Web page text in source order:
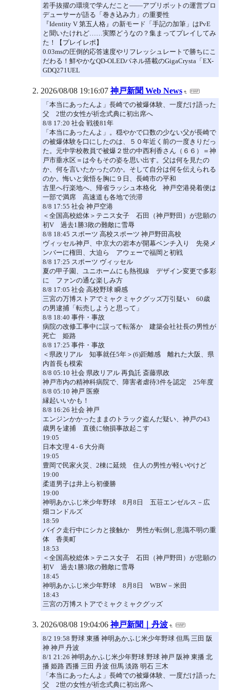
若手抜擢の環境で学んだこと――アプリボットの運営プロ
デューサーが語る「巻き込み力」の重要性
『Identity V 第五人格』の新モード「手記の加筆」はPvE
と聞いたけれど……実際どうなの？集まってプレイしてみ
た！【プレイレポ】
0.03msの圧倒的応答速度やリフレッシュレートで勝ちにこ
だわる！鮮やかなQD-OLEDパネル搭載のGigaCrysta「EX-
GDQ271UEL
2026/08/08 19:16:07 神戸新聞 Web News
「本当にあったんよ」長崎での被爆体験、一度だけ語った
父 2世の女性が祈念式典に初出席へ
8/8 17:20 社会 戦後81年
「本当にあったんよ」。穏やかで口数の少ない父が長崎で
の被爆体験を口にしたのは、５０年近く前の一度きりだっ
た。元中学校教員で被爆２世の中西利香さん（６６）＝神
戸市垂水区＝は今もその姿を思い出す。父は何を見たの
か、何を言いたかったのか。そして自分は何を伝えられる
のか。悔いと覚悟を胸に９日、長崎市の平和
古里へ行楽地へ、帰省ラッシュ本格化 神戸空港発着便は
一部で満席 高速道も各地で渋滞
8/8 17:55 社会 神戸空港
＜全国高校総体＞テニス女子 石田（神戸野田）が悲願の
初V 過去1勝3敗の難敵に雪辱
8/8 18:45 スポーツ 高校スポーツ 神戸野田高校
ヴィッセル神戸、中京大の岩本が開幕ベンチ入り 先発メ
ンバーに権田、大迫ら アウェーで福岡と初戦
8/8 17:25 スポーツ ヴィッセル
夏の甲子園、ユニホームにも熱視線 デザイン変更で多彩
に ファンの通な楽しみ方
8/8 17:05 社会 高校野球 瞬感
三宮の万博ストアでミャクミャクグッズ万引疑い 60歳
の男逮捕「転売しようと思って」
8/8 18:40 事件・事故
病院の改修工事中に誤って転落か 建築会社社長の男性が
死亡 姫路
8/8 17:25 事件・事故
＜県政リアル 知事就任5年＞(6)距離感 離れた大阪、県
内首長も模索
8/8 05:10 社会 県政リアル 再負託 斎藤県政
神戸市内の精神科病院で、障害者虐待3件を認定 25年度
8/8 05:10 神戸 医療
縁起いいかも！
8/8 16:26 社会 神戸
エンジンかかったままのトラック盗んだ疑い、神戸の43
歳男を逮捕 直後に物損事故起こす
19:05
日本文理４-６大分商
19:05
豊岡で民家火災、2棟に延焼 住人の男性が軽いやけど
19:00
柔道男子は井上ら初優勝
19:00
神明あかふじ米少年野球 8月8日 五荘エンゼルス－広
畑コンドルズ
18:59
バイク走行中にシカと接触か 男性が転倒し意識不明の重
体 香美町
18:53
＜全国高校総体＞テニス女子 石田（神戸野田）が悲願の
初V 過去1勝3敗の難敵に雪辱
18:45
神明あかふじ米少年野球 8月8日 WBW－米田
18:43
三宮の万博ストアでミャクミャクグッズ
2026/08/08 19:04:06 神戸新聞｜丹波
8/2 19:58 野球 東播 神明あかふじ米少年野球 但馬 三田 阪
神 神戸 丹波
8/1 21:26 神明あかふじ米少年野球 野球 神戸 阪神 東播 北
播 姫路 西播 三田 丹波 但馬 淡路 明石 三木
「本当にあったんよ」長崎での被爆体験、一度だけ語った
父 2世の女性が祈念式典に初出席へ